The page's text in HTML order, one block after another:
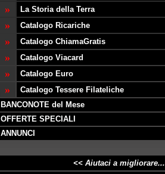
» La Storia della Terra
» Catalogo Ricariche
» Catalogo ChiamaGratis
» Catalogo Viacard
» Catalogo Euro
» Catalogo Tessere Filateliche
BANCONOTE del Mese
OFFERTE SPECIALI
ANNUNCI
<< Aiutaci a migliorare...